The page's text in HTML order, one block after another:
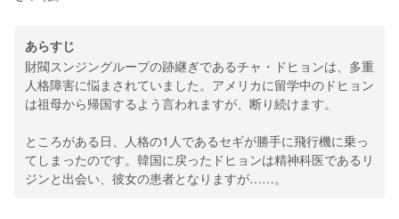
あらすじ
財閥スンジングループの跡継ぎであるチャ・ドヒョンは、多重
人格障害に悩まされていました。アメリカに留学中のドヒョン
は祖母から帰国するよう言われますが、断り続けます。
ところがある日、人格の1人であるセギが勝手に飛行機に乗っ
てしまったのです。韓国に戻ったドヒョンは精神科医であるリ
ジンと出会い、彼女の患者となりますが……。